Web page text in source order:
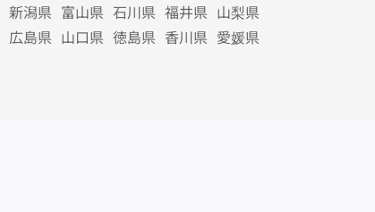
新潟県 富山県 石川県 福井県 山梨県
広島県 山口県 徳島県 香川県 愛媛県